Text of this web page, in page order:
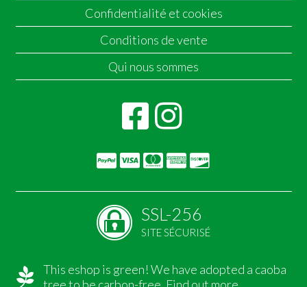
Confidentialité et cookies
Conditions de vente
Qui nous sommes
SSL-256
SITE SÉCURISÉ
This eshop is green! We have adopted a caoba